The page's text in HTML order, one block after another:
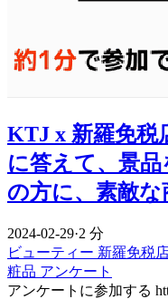
KTJ x 新羅免税
に答えて、景
の方に、素敵
2024-02-29·2 分
ビューティー 新羅免税
粧品 アンケート
アンケートに参加する